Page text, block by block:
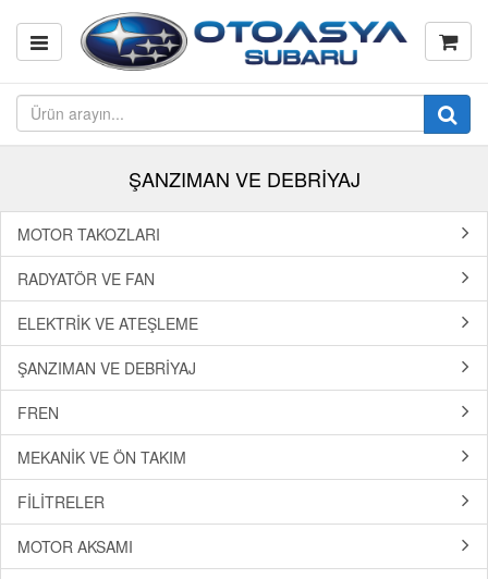
ŞANZIMAN VE DEBRİYAJ
MOTOR TAKOZLARI
RADYATÖR VE FAN
ELEKTRİK VE ATEŞLEME
ŞANZIMAN VE DEBRİYAJ
FREN
MEKANİK VE ÖN TAKIM
FİLİTRELER
MOTOR AKSAMI